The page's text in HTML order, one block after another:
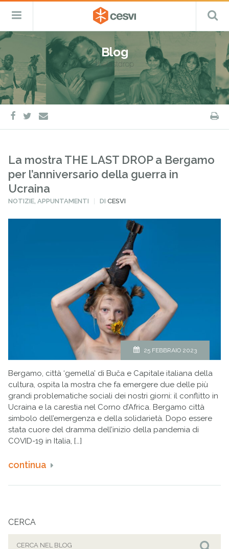
Salta
al
contenuto
CESVI
Fondazione
–
ETS
Cooperazione,
Emergenza
e
Sviluppo
Menu
Blog
thelastdrop
facebook
twitter
e-
mail
La mostra THE LAST DROP a Bergamo
per l’anniversario della guerra in
Ucraina
PUBBLICATO
NOTIZIE,APPUNTAMENTI DICESVI
25 FEBBRAIO 2023
Bergamo, città ‘gemella’ di Buča e Capitale italiana della
cultura, ospita la mostra che fa emergere due delle più
grandi problematiche sociali dei nostri giorni: il conflitto in
Ucraina e la carestia nel Corno d’Africa. Bergamo città
simbolo dell’emergenza e della solidarietà. Dopo essere
stata cuore del dramma dell’inizio della pandemia di
COVID-19 in Italia, […]
continua
CERCA